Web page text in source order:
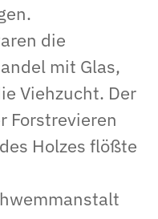
die
mit Glas,
Viehzucht. Der
Forstrevieren
Holzes flößte